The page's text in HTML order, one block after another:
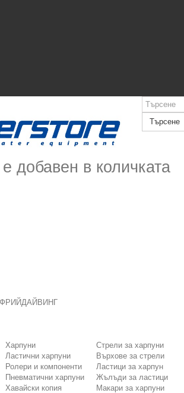
Търсене
добавен в количката
Харпуни
Ластични харпуни
Ролери и компоненти
Пневматични харпуни
Хавайски копия
Стрели за харпуни
Върхове за стрели
Ластици за харпун
Жълъди за ластици
Макари за харпуни